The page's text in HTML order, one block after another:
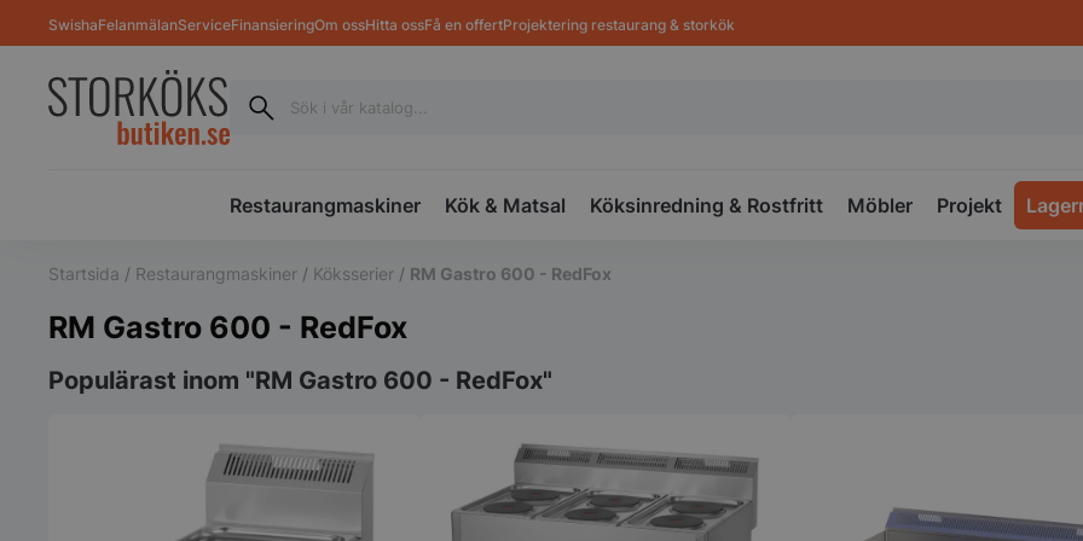
SwishaFelanmälanServiceFinansieringOm ossHitta ossFå en offertProjektering restaurang & storkök
Restaurangmaskiner Kök & Matsal Köksinredning & Rostfritt Möbler Projekt
Startsida / Restaurangmaskiner / Köksserier / RM Gastro 600 - RedFox
RM Gastro 600 - RedFox
Populärast inom "RM Gastro 600 - RedFox"